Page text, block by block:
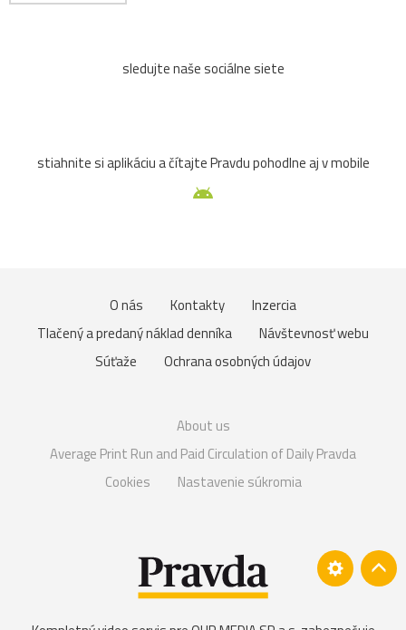
sledujte naše sociálne siete
stiahnite si aplikáciu a čítajte Pravdu pohodlne aj v mobile
O nás Kontakty
Inzercia
Tlačený a predaný náklad denníka
Návštevnosť webu
Súťaže
Ochrana osobných údajov
About us
Average Print Run and Paid Circulation of Daily Pravda
Cookies
Nastavenie súkromia